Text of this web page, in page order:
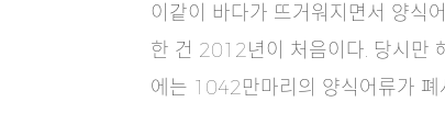
이같이 바다가 뜨거워지면서 양식
한 건 2012년이 처음이다. 당시만
에는 1042만마리의 양식어류가